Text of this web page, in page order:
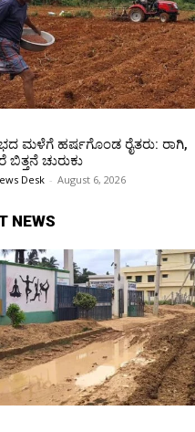
ಮಳೆಗೆ ಹರ್ಷಗೊಂಡ ರೈತರು: ರಾಗಿ,
ಚುರುಕು
Desk - August 6, 2026
NEWS